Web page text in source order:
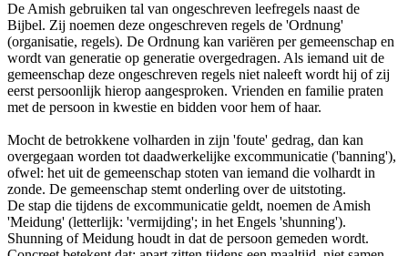
De Amish gebruiken tal van ongeschreven leefregels naast de
Bijbel. Zij noemen deze ongeschreven regels de 'Ordnung'
(organisatie, regels). De Ordnung kan variëren per gemeenschap en
wordt van generatie op generatie overgedragen. Als iemand uit de
gemeenschap deze ongeschreven regels niet naleeft wordt hij of zij
eerst persoonlijk hierop aangesproken. Vrienden en familie praten
met de persoon in kwestie en bidden voor hem of haar.
Mocht de betrokkene volharden in zijn 'foute' gedrag, dan kan
overgegaan worden tot daadwerkelijke excommunicatie ('banning'),
ofwel: het uit de gemeenschap stoten van iemand die volhardt in
zonde. De gemeenschap stemt onderling over de uitstoting.
De stap die tijdens de excommunicatie geldt, noemen de Amish
'Meidung' (letterlijk: 'vermijding'; in het Engels 'shunning').
Shunning of Meidung houdt in dat de persoon gemeden wordt.